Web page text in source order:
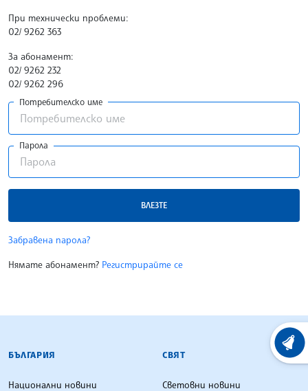
При технически проблеми:
02/ 9262 363
За абонамент:
02/ 9262 232
02/ 9262 296
Потребителско име
Парола
ВЛЕЗТЕ
Забравена парола?
Нямате абонамент? Регистрирайте се
БЪЛГАРСКА ТЕЛЕГРАФНА АГЕНЦИЯ
БЪЛГАРИЯ
Национални новини
СВЯТ
Световни новини